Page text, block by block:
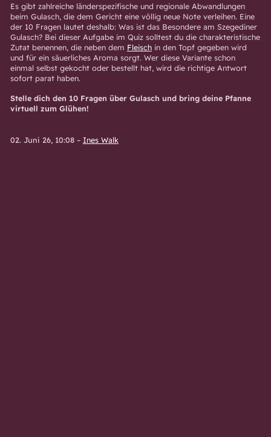
Es gibt zahlreiche länderspezifische und regionale Abwandlungen
beim Gulasch, die dem Gericht eine völlig neue Note verleihen. Eine
der 10 Fragen lautet deshalb: Was ist das Besondere am Szegediner
Gulasch? Bei dieser Aufgabe im Quiz solltest du die charakteristische
Zutat benennen, die neben dem Fleischin den Topf gegeben wird
und für ein säuerliches Aroma sorgt. Wer diese Variante schon
einmal selbst gekocht oder bestellt hat, wird die richtige Antwort
sofort parat haben.
Stelle dich den 10 Fragen über Gulasch und bring deine Pfanne
virtuell zum Glühen!
02. Juni 26, 10:08– Ines Walk